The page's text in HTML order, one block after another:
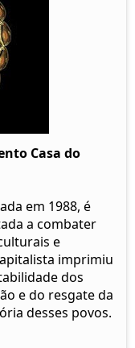
Casa do
em 1988, é
a combater
e
imprimiu
dos
e do resgate da
desses povos.